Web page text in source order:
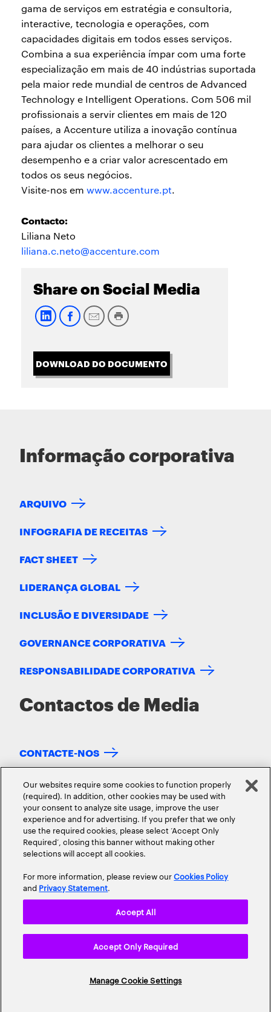
gama de serviços em estratégia e consultoria,
interactive, tecnologia e operações, com
capacidades digitais em todos esses serviços.
Combina a sua experiência ímpar com uma forte
especialização em mais de 40 indústrias suportada
pela maior rede mundial de centros de Advanced
Technology e Intelligent Operations. Com 506 mil
profissionais a servir clientes em mais de 120
países, a Accenture utiliza a inovação contínua
para ajudar os clientes a melhorar o seu
desempenho e a criar valor acrescentado em
todos os seus negócios.
Visite-nos em www.accenture.pt.
Contacto:
Liliana Neto
liliana.c.neto@accenture.com
Share on Social Media
DOWNLOAD DO DOCUMENTO
Informação corporativa
ARQUIVO
INFOGRAFIA DE RECEITAS
FACT SHEET
LIDERANÇA GLOBAL
INCLUSÃO E DIVERSIDADE
GOVERNANCE CORPORATIVA
RESPONSABILIDADE CORPORATIVA
Contactos de Media
CONTACTE-NOS
SOBRE NÓSCONTACTOCARREIRAS
Termos de UtilizaçãoCookie Policy
Our websites require some cookies to function properly
(required). In addition, other cookies may be used with
your consent to analyze site usage, improve the user
experience and for advertising. If you prefer that we only
use the required cookies, please select ‘Accept Only
Required’, closing this banner without making other
selections will accept all cookies.
For more information, please review ourCookies Policy
and Privacy Statement.
Manage Cookie Settings
Accept Only Required
Accept All